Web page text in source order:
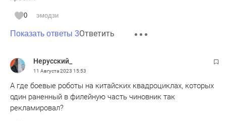
0 эмодзи
Показать ответы 3Ответить
Нерусский_
11 Августа 2023 15:53
А где боевые роботы на китайских квадроциклах, которых
один раненный в филейную часть чиновник так
рекламировал?